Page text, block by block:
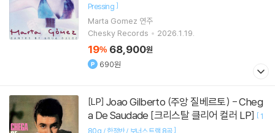
Pressing ]
Marta Gomez 연주
Chesky Records
2026.1.19.
19% 68,900원
690원
[LP]
a De Saudade [크리스탈 클리어 컬러 LP] [ 1
80g / 한정반 / 보너스 트랙 8곡]